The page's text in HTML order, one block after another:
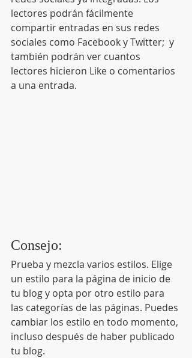
lectores podrán fácilmente
compartir entradas en sus redes
sociales como Facebook y Twitter;  y
también podrán ver cuantos
lectores hicieron Like o comentarios
a una entrada.
Consejo:
Prueba y mezcla varios estilos. Elige
un estilo para la página de inicio de
tu blog y opta por otro estilo para
las categorías de las páginas. Puedes
cambiar los estilo en todo momento,
incluso después de haber publicado
tu blog.